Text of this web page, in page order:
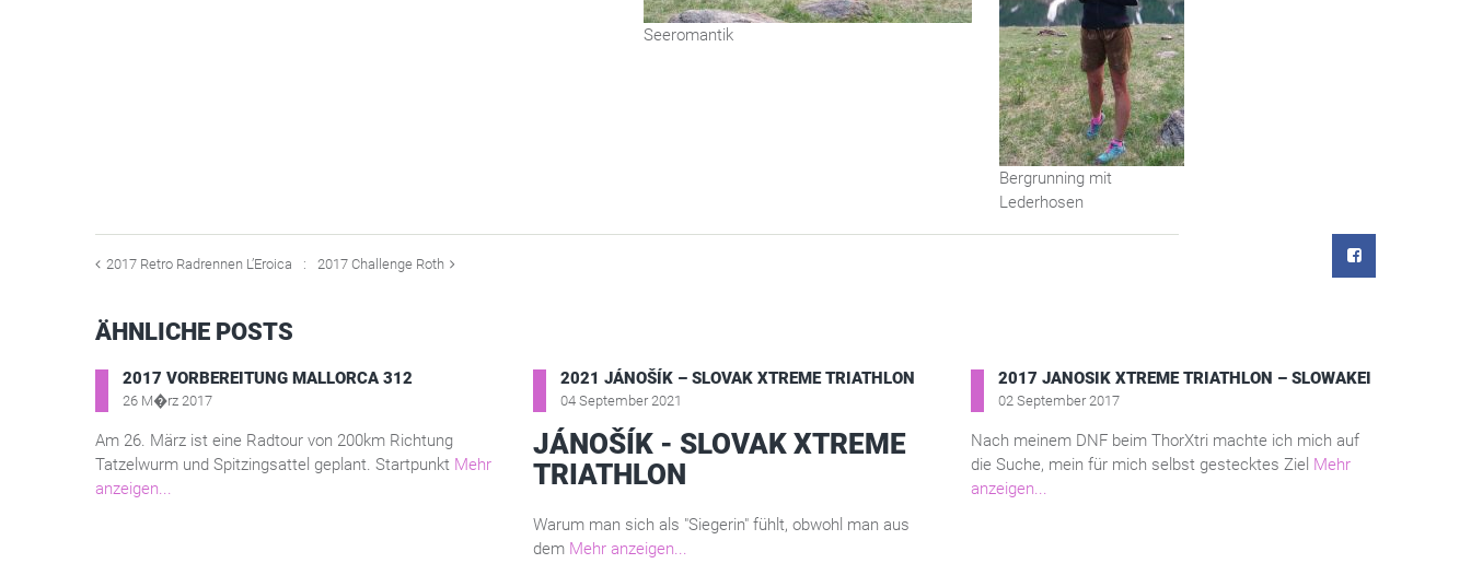
Seeromantik
Bergrunning mit
Lederhosen
2017 Retro Radrennen L’Eroica 2017 Challenge Roth
ÄHNLICHE POSTS
2017 VORBEREITUNG MALLORCA 312
26 M�rz 2017
Am 26. März ist eine Radtour von 200km Richtung
Tatzelwurm und Spitzingsattel geplant. Startpunkt Mehr
anzeigen...
2021 JÁNOŠÍK – SLOVAK XTREME TRIATHLON
04 September 2021
JÁNOŠÍK - SLOVAK XTREME
TRIATHLON
Warum man sich als "Siegerin" fühlt, obwohl man aus
dem Mehr anzeigen...
2017 JANOSIK XTREME TRIATHLON – SLOWAKEI
02 September 2017
Nach meinem DNF beim ThorXtri machte ich mich auf
die Suche, mein für mich selbst gestecktes Ziel Mehr
anzeigen...